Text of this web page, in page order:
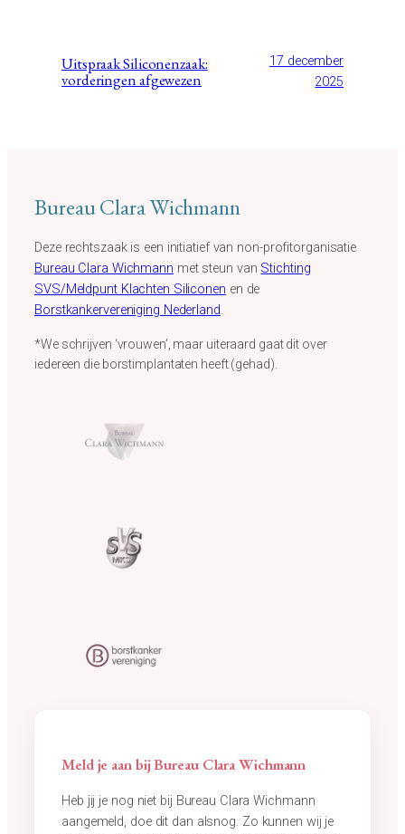
Uitspraak Siliconenzaak:
vorderingen afgewezen
17 december
2025
Bureau Clara Wichmann
Deze rechtszaak is een initiatief van non-profitorganisatie
Bureau Clara Wichmann met steun van Stichting
SVS/Meldpunt Klachten Siliconen en de
Borstkankervereniging Nederland.
*We schrijven ‘vrouwen’, maar uiteraard gaat dit over
iedereen die borstimplantaten heeft (gehad).
Meld je aan bij Bureau Clara Wichmann
Heb jij je nog niet bij Bureau Clara Wichmann
aangemeld, doe dit dan alsnog. Zo kunnen wij je